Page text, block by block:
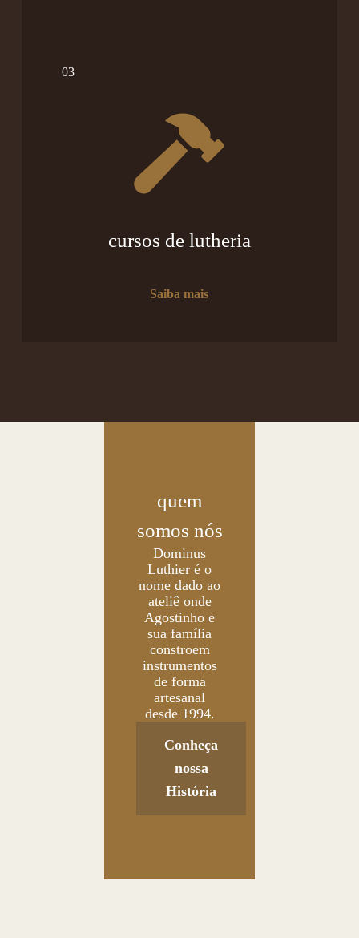
03
cursos de lutheria
Saiba mais
quem
somos nós
Dominus
Luthier é o
nome dado ao
ateliê onde
Agostinho e
sua família
constroem
instrumentos
de forma
artesanal
desde 1994.
Conheça
nossa
História